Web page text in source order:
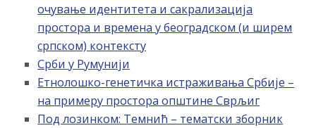
очување идентитета и сакрализација
простора и времена у београдском (и ширем
српском) контексту
Срби у Румунији
Етнолошко-генетичка истраживања Србије –
на примеру простора општине Сврљиг
Под лозинком: Темнић – тематски зборник